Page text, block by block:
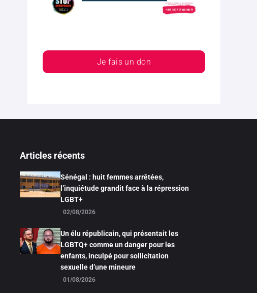
Je fais un don
Articles récents
Sénégal : huit femmes arrêtées,
l’inquiétude grandit face à la répression
LGBT+
02/08/2026
Un élu républicain, qui présentait les
LGBTQ+ comme un danger pour les
enfants, inculpé pour sollicitation
sexuelle d’une mineure
01/08/2026